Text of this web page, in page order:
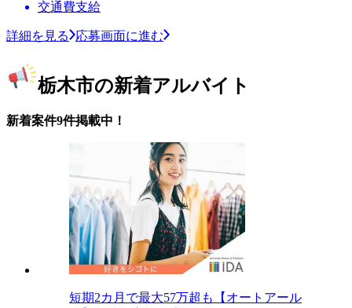
交通費支給
詳細を見る 応募画面に進む
栃木市の新着アルバイト
新着案件9件掲載中！
短期2カ月で最大57万超も【オートアール